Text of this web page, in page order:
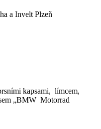
a Invelt Plzeň
kapsami, límcem,
„BMW Motorrad